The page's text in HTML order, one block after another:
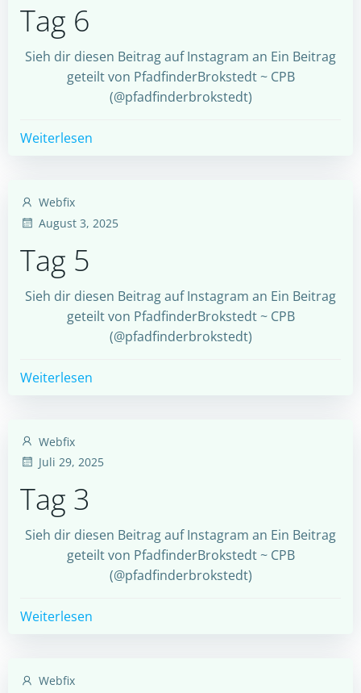
Tag 6
Sieh dir diesen Beitrag auf Instagram an Ein Beitrag
geteilt von PfadfinderBrokstedt ~ CPB
(@pfadfinderbrokstedt)
Weiterlesen
Webfix
August 3, 2025
Tag 5
Sieh dir diesen Beitrag auf Instagram an Ein Beitrag
geteilt von PfadfinderBrokstedt ~ CPB
(@pfadfinderbrokstedt)
Weiterlesen
Webfix
Juli 29, 2025
Tag 3
Sieh dir diesen Beitrag auf Instagram an Ein Beitrag
geteilt von PfadfinderBrokstedt ~ CPB
(@pfadfinderbrokstedt)
Weiterlesen
Webfix